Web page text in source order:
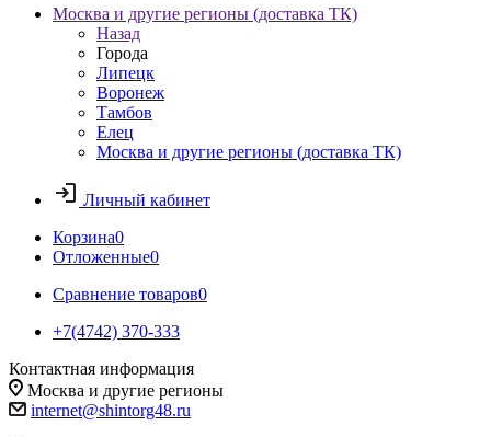
Москва и другие регионы (доставка ТК)
Назад
Города
Липецк
Воронеж
Тамбов
Елец
Москва и другие регионы (доставка ТК)
Личный кабинет
Корзина0
Отложенные0
Сравнение товаров0
+7(4742) 370-333
Контактная информация
Москва и другие регионы
internet@shintorg48.ru